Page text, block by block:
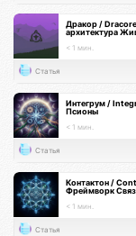
Дракор /
архитектура
< 1 мин.
Статья
Интегрум /
Псионы
< 1 мин.
Статья
Контактон /
Фреймворк
< 1 мин.
Статья